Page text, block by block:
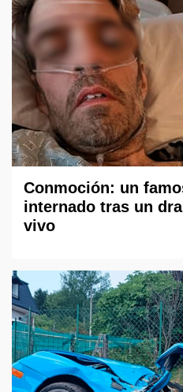
Conmoción: un
internado tras un
vivo